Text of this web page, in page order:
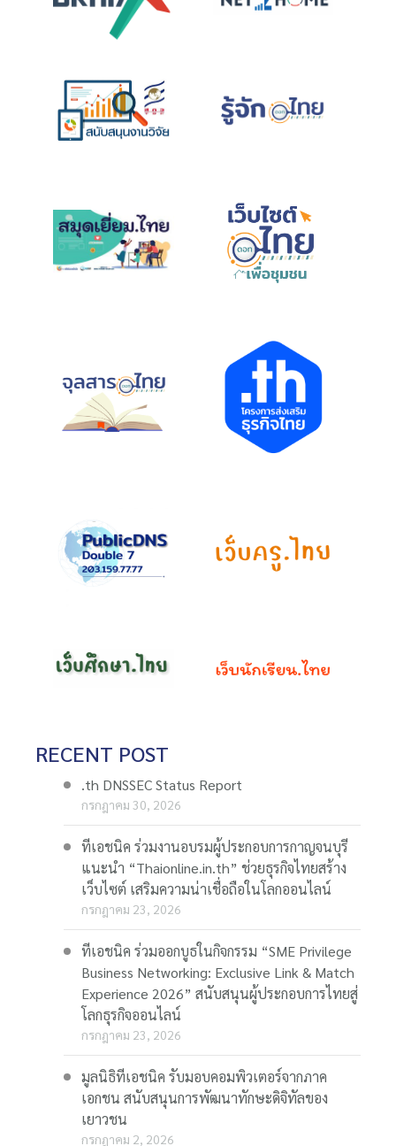
RECENT POST
.th DNSSEC Status Report
กรกฎาคม 30, 2026
ทีเอชนิค ร่วมงานอบรมผู้ประกอบการกาญจนบุรี
แนะนำ “Thaionline.in.th” ช่วยธุรกิจไทยสร้าง
เว็บไซต์ เสริมความน่าเชื่อถือในโลกออนไลน์
กรกฎาคม 23, 2026
ทีเอชนิค ร่วมออกบูธในกิจกรรม “SME Privilege
Business Networking: Exclusive Link & Match
Experience 2026” สนับสนุนผู้ประกอบการไทยสู่
โลกธุรกิจออนไลน์
กรกฎาคม 23, 2026
มูลนิธิทีเอชนิค รับมอบคอมพิวเตอร์จากภาค
เอกชน สนับสนุนการพัฒนาทักษะดิจิทัลของ
เยาวชน
กรกฎาคม 2, 2026